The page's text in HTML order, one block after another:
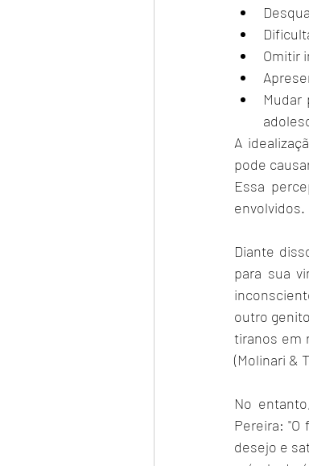
Omitir
Mudar
A
pode
Essa
envolvidos.
Diante
para sua
outro
tiranos em
(Molinari &
No
Pereira:
desejo e